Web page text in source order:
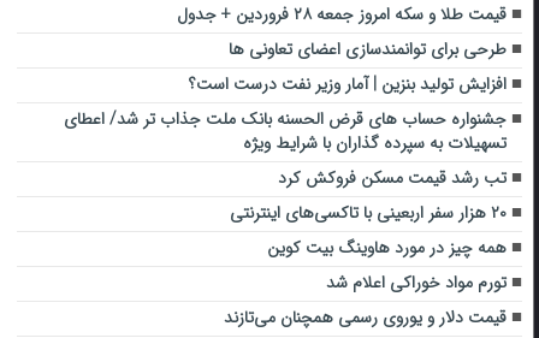
قیمت طلا و سکه امروز جمعه ۲۸ فروردین + جدول
طرحی برای توانمندسازی اعضای تعاونی ها
افزایش تولید بنزین | آمار وزیر نفت درست است؟
جشنواره حساب های قرض الحسنه بانک ملت جذاب تر شد/ اعطای
تسهیلات به سپرده گذاران با شرایط ویژه
تب رشد قیمت مسکن فروکش کرد
۲۰ هزار سفر اربعینی با تاکسی‌های اینترنتی
همه چیز در مورد هاوینگ بیت کوین
تورم مواد خوراکی اعلام شد
قیمت دلار و یوروی رسمی همچنان می‌تازند